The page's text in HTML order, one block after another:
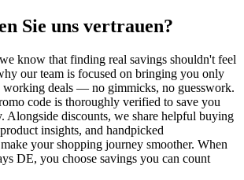
Sie uns vertrauen?
know that finding real savings shouldn't feel
our team is focused on bringing you only
working deals — no gimmicks, no guesswork.
code is thoroughly verified to save you
Alongside discounts, we share helpful buying
insights, and handpicked
your shopping journey smoother. When
DE, you choose savings you can count